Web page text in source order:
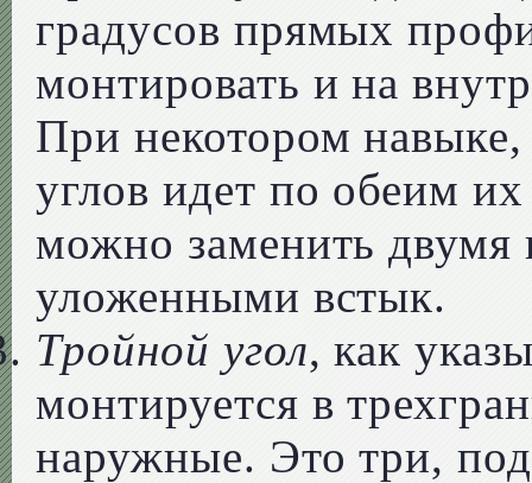
градусов прямых
монтировать и на
При некотором
углов идет по обеим
можно заменить
уложенными встык.
Тройной угол, как
монтируется в
наружные. Это три,